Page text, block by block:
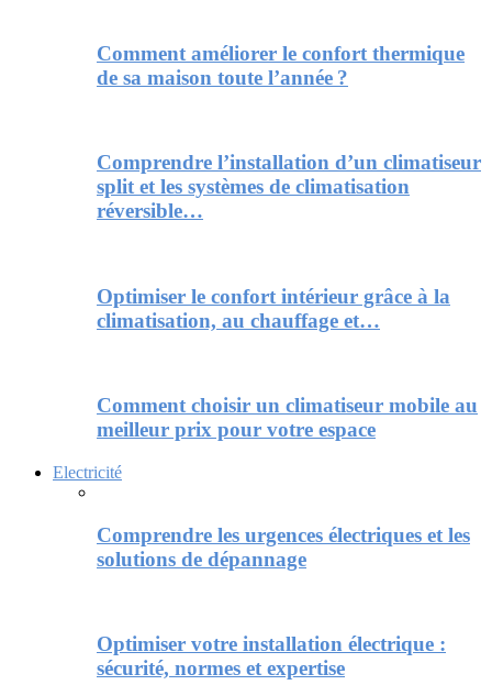
Comment améliorer le confort thermique
de sa maison toute l’année ?
Comprendre l’installation d’un climatiseur
split et les systèmes de climatisation
réversible…
Optimiser le confort intérieur grâce à la
climatisation, au chauffage et…
Comment choisir un climatiseur mobile au
meilleur prix pour votre espace
Electricité
Comprendre les urgences électriques et les
solutions de dépannage
Optimiser votre installation électrique :
sécurité, normes et expertise